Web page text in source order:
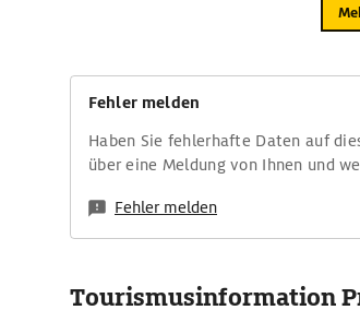
Fehler melden
Haben Sie fehlerhafte Daten auf
über eine Meldung von Ihnen und
Fehler melden
Tourismusinformation